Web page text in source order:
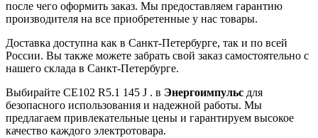
после чего оформить заказ. Мы предоставляем гарантию
производителя на все приобретенные у нас товары.
Доставка доступна как в Санкт-Петербурге, так и по всей
России. Вы также можете забрать свой заказ самостоятельно с
нашего склада в Санкт-Петербурге.
Выбирайте CE102 R5.1 145 J . в Энергоимпульс для
безопасного использования и надежной работы. Мы
предлагаем привлекательные цены и гарантируем высокое
качество каждого электротовара.